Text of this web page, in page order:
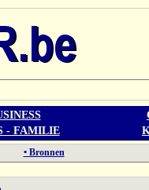
- FAMILIE
• Bronnen